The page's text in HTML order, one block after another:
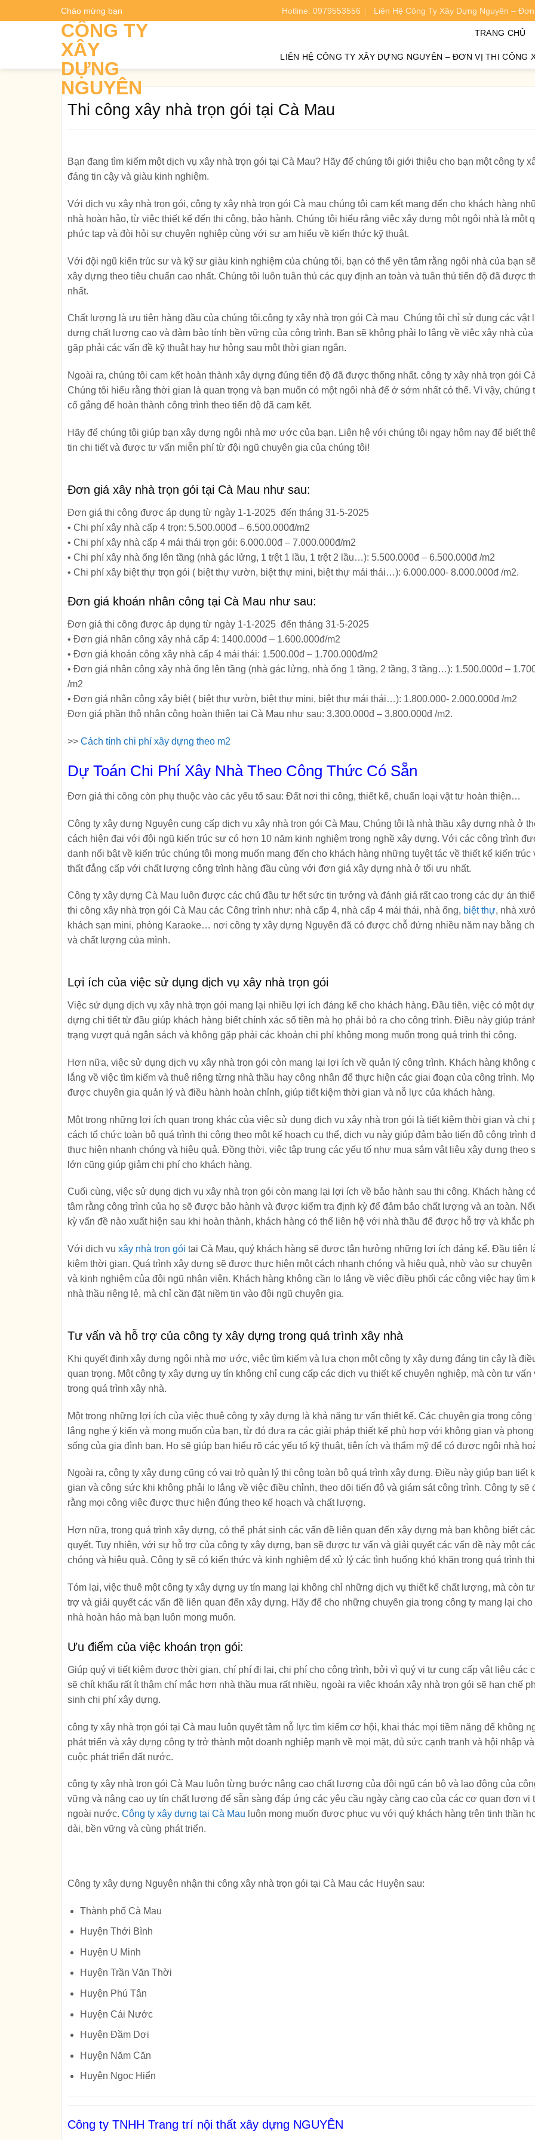
to
Chào mừng bạn Hotline: 0979553556 Liên Hệ Công Ty Xây Dựng Nguyên –
CÔNG TY
XÂY
DỰNG
NGUYÊN
TRANG CHỦ
LIÊN HỆ CÔNG TY XÂY DỰNG NGUYÊN – ĐƠN VỊ THI CÔNG
Thi công xây nhà trọn gói tại Cà Mau
Bạn đang tìm kiếm một dịch vụ xây nhà trọn gói tại Cà Mau? Hãy để chúng tôi giới thiệu cho bạn một công ty
đáng tin cậy và giàu kinh nghiệm.
Với dịch vụ xây nhà trọn gói, công ty xây nhà trọn gói Cà mau chúng tôi cam kết mang đến cho khách hàng
nhà hoàn hảo, từ việc thiết kế đến thi công, bảo hành. Chúng tôi hiểu rằng việc xây dựng một ngôi nhà là một
phức tạp và đòi hỏi sự chuyên nghiệp cùng với sự am hiểu về kiến thức kỹ thuật.
Với đội ngũ kiến trúc sư và kỹ sư giàu kinh nghiệm của chúng tôi, bạn có thể yên tâm rằng ngôi nhà của bạn
xây dựng theo tiêu chuẩn cao nhất. Chúng tôi luôn tuân thủ các quy định an toàn và tuân thủ tiến độ đã được
nhất.
Chất lượng là ưu tiên hàng đầu của chúng tôi.công ty xây nhà trọn gói Cà mau Chúng tôi chỉ sử dụng các vật
dựng chất lượng cao và đảm bảo tính bền vững của công trình. Bạn sẽ không phải lo lắng về việc xây nhà
gặp phải các vấn đề kỹ thuật hay hư hỏng sau một thời gian ngắn.
Ngoài ra, chúng tôi cam kết hoàn thành xây dựng đúng tiến độ đã được thống nhất. công ty xây nhà trọn gói
Chúng tôi hiểu rằng thời gian là quan trọng và bạn muốn có một ngôi nhà để ở sớm nhất có thể. Vì vậy, chúng
cố gắng để hoàn thành công trình theo tiến độ đã cam kết.
Hãy để chúng tôi giúp bạn xây dựng ngôi nhà mơ ước của bạn. Liên hệ với chúng tôi ngay hôm nay để biết
tin chi tiết và được tư vấn miễn phí từ đội ngũ chuyên gia của chúng tôi!
Đơn giá xây nhà trọn gói tại Cà Mau như sau:
Đơn giá thi công được áp dụng từ ngày 1-1-2025 đến tháng 31-5-2025
• Chi phí xây nhà cấp 4 trọn: 5.500.000đ – 6.500.000đ/m2
• Chi phí xây nhà cấp 4 mái thái trọn gói: 6.000.00đ – 7.000.000đ/m2
• Chi phí xây nhà ống lên tầng (nhà gác lửng, 1 trệt 1 lầu, 1 trệt 2 lầu…): 5.500.000đ – 6.500.000đ /m2
• Chi phí xây biệt thự trọn gói ( biệt thự vườn, biệt thự mini, biệt thự mái thái…): 6.000.000- 8.000.000đ /m2.
Đơn giá khoán nhân công tại Cà Mau như sau:
Đơn giá thi công được áp dụng từ ngày 1-1-2025 đến tháng 31-5-2025
• Đơn giá nhân công xây nhà cấp 4: 1400.000đ – 1.600.000đ/m2
• Đơn giá khoán công xây nhà cấp 4 mái thái: 1.500.00đ – 1.700.000đ/m2
• Đơn giá nhân công xây nhà ống lên tầng (nhà gác lửng, nhà ống 1 tầng, 2 tầng, 3 tầng…): 1.500.000đ –
/m2
• Đơn giá nhân công xây biệt ( biệt thự vườn, biệt thự mini, biệt thự mái thái…): 1.800.000- 2.000.000đ /m2
Đơn giá phần thô nhân công hoàn thiện tại Cà Mau như sau: 3.300.000đ – 3.800.000đ /m2.
>> Cách tính chi phí xây dựng theo m2
Dự Toán Chi Phí Xây Nhà Theo Công Thức Có Sẵn
Đơn giá thi công còn phụ thuộc vào các yếu tố sau: Đất nơi thi công, thiết kế, chuẩn loại vật tư hoàn thiện…
Công ty xây dựng Nguyên cung cấp dịch vụ xây nhà trọn gói Cà Mau, Chúng tôi là nhà thầu xây dựng nhà ở
cách hiện đại với đội ngũ kiến trúc sư có hơn 10 năm kinh nghiệm trong nghề xây dựng. Với các công trình
danh nổi bật về kiến trúc chúng tôi mong muốn mang đến cho khách hàng những tuyệt tác về thiết kế kiến trúc
thất đẳng cấp với chất lượng công trình hàng đầu cùng với đơn giá xây dựng nhà ở tối ưu nhất.
Công ty xây dựng Cà Mau luôn được các chủ đầu tư hết sức tin tưởng và đánh giá rất cao trong các dự án
thi công xây nhà trọn gói Cà Mau các Công trình như: nhà cấp 4, nhà cấp 4 mái thái, nhà ống, biệt thự, nhà
khách sạn mini, phòng Karaoke… nơi công ty xây dựng Nguyên đã có được chỗ đứng nhiều năm nay bằng
và chất lượng của mình.
Lợi ích của việc sử dụng dịch vụ xây nhà trọn gói
Việc sử dụng dịch vụ xây nhà trọn gói mang lại nhiều lợi ích đáng kể cho khách hàng. Đầu tiên, việc có một
dựng chi tiết từ đầu giúp khách hàng biết chính xác số tiền mà họ phải bỏ ra cho công trình. Điều này giúp
trạng vượt quá ngân sách và không gặp phải các khoản chi phí không mong muốn trong quá trình thi công.
Hơn nữa, việc sử dụng dịch vụ xây nhà trọn gói còn mang lại lợi ích về quản lý công trình. Khách hàng không
lắng về việc tìm kiếm và thuê riêng từng nhà thầu hay công nhân để thực hiện các giai đoạn của công trình.
được chuyên gia quản lý và điều hành hoàn chỉnh, giúp tiết kiệm thời gian và nỗ lực của khách hàng.
Một trong những lợi ích quan trọng khác của việc sử dụng dịch vụ xây nhà trọn gói là tiết kiệm thời gian và chi
cách tổ chức toàn bộ quá trình thi công theo một kế hoạch cụ thể, dịch vụ này giúp đảm bảo tiến độ công trình
thực hiện nhanh chóng và hiệu quả. Đồng thời, việc tập trung các yếu tố như mua sắm vật liệu xây dựng theo
lớn cũng giúp giảm chi phí cho khách hàng.
Cuối cùng, việc sử dụng dịch vụ xây nhà trọn gói còn mang lại lợi ích về bảo hành sau thi công. Khách hàng
tâm rằng công trình của họ sẽ được bảo hành và được kiểm tra định kỳ để đảm bảo chất lượng và an toàn.
kỳ vấn đề nào xuất hiện sau khi hoàn thành, khách hàng có thể liên hệ với nhà thầu để được hỗ trợ và khắc
Với dịch vụ xây nhà trọn gói tại Cà Mau, quý khách hàng sẽ được tận hưởng những lợi ích đáng kể. Đầu tiên
kiệm thời gian. Quá trình xây dựng sẽ được thực hiện một cách nhanh chóng và hiệu quả, nhờ vào sự chuyên
và kinh nghiệm của đội ngũ nhân viên. Khách hàng không cần lo lắng về việc điều phối các công việc hay tìm
nhà thầu riêng lẻ, mà chỉ cần đặt niềm tin vào đội ngũ chuyên gia.
Tư vấn và hỗ trợ của công ty xây dựng trong quá trình xây nhà
Khi quyết định xây dựng ngôi nhà mơ ước, việc tìm kiếm và lựa chọn một công ty xây dựng đáng tin cậy là
quan trọng. Một công ty xây dựng uy tín không chỉ cung cấp các dịch vụ thiết kế chuyên nghiệp, mà còn tư vấn
trong quá trình xây nhà.
Một trong những lợi ích của việc thuê công ty xây dựng là khả năng tư vấn thiết kế. Các chuyên gia trong công
lắng nghe ý kiến và mong muốn của bạn, từ đó đưa ra các giải pháp thiết kế phù hợp với không gian và
sống của gia đình bạn. Họ sẽ giúp bạn hiểu rõ các yếu tố kỹ thuật, tiện ích và thẩm mỹ để có được ngôi nhà
Ngoài ra, công ty xây dựng cũng có vai trò quản lý thi công toàn bộ quá trình xây dựng. Điều này giúp bạn tiết
gian và công sức khi không phải lo lắng về việc điều chỉnh, theo dõi tiến độ và giám sát công trình. Công ty sẽ
rằng mọi công việc được thực hiện đúng theo kế hoạch và chất lượng.
Hơn nữa, trong quá trình xây dựng, có thể phát sinh các vấn đề liên quan đến xây dựng mà bạn không biết
quyết. Tuy nhiên, với sự hỗ trợ của công ty xây dựng, bạn sẽ được tư vấn và giải quyết các vấn đề này một
chóng và hiệu quả. Công ty sẽ có kiến thức và kinh nghiệm để xử lý các tình huống khó khăn trong quá trình
Tóm lại, việc thuê một công ty xây dựng uy tín mang lại không chỉ những dịch vụ thiết kế chất lượng, mà còn
trợ và giải quyết các vấn đề liên quan đến xây dựng. Hãy để cho những chuyên gia trong công ty mang lại cho
nhà hoàn hảo mà bạn luôn mong muốn.
Ưu điểm của việc khoán trọn gói:
Giúp quý vị tiết kiệm được thời gian, chí phí đi lại, chi phí cho công trình, bởi vì quý vị tự cung cấp vật liệu các
sẽ chít khẩu rất ít thậm chí mắc hơn nhà thầu mua rất nhiều, ngoài ra việc khoán xây nhà trọn gói sẽ hạn chế
sinh chi phí xây dựng.
công ty xây nhà trọn gói tại Cà mau luôn quyết tâm nỗ lực tìm kiếm cơ hội, khai thác mọi tiềm năng để không
phát triển và xây dựng công ty trở thành một doanh nghiệp mạnh về mọi mặt, đủ sức cạnh tranh và hội nhập
cuộc phát triển đất nước.
công ty xây nhà trọn gói Cà Mau luôn từng bước nâng cao chất lượng của đội ngũ cán bộ và lao động của
vững và nâng cao uy tín chất lượng để sẵn sàng đáp ứng các yêu cầu ngày càng cao của các cơ quan đơn vị
ngoài nước. Công ty xây dựng tại Cà Mau luôn mong muốn được phục vụ với quý khách hàng trên tinh thần
dài, bền vững và cùng phát triển.
Công ty xây dựng Nguyên nhận thi công xây nhà trọn gói tại Cà Mau các Huyện sau:
Thành phố Cà Mau
Huyện Thới Bình
Huyện U Minh
Huyện Trần Văn Thời
Huyện Phú Tân
Huyện Cái Nước
Huyện Đầm Dơi
Huyện Năm Căn
Huyện Ngọc Hiển
Công ty TNHH Trang trí nội thất xây dựng NGUYÊN
Dự toán chi phí xây nhà chính xác 95%.